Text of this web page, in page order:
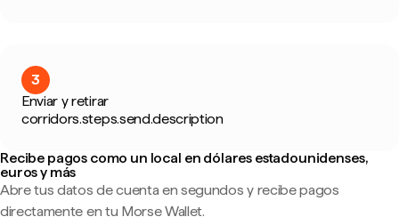
3
Enviar y retirar
corridors.steps.send.description
Recibe pagos como un local en dólares estadounidenses,
euros y más
Abre tus datos de cuenta en segundos y recibe pagos
directamente en tu Morse Wallet.